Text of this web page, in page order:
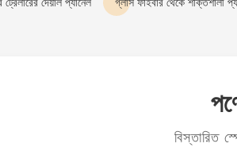
দেয়াল প্যানেল গ্লাস ফাইবার থেকে শক্তিশালী
বিস্তারিত